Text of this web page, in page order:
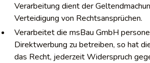
Verarbeitung dient der
Verteidigung von Rechtsansprüchen.
Verarbeitet die msBau GmbH
Direktwerbung zu betreiben, so hat
das Recht, jederzeit Widerspruch